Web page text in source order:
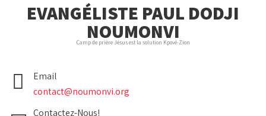
EVANGÉLISTE PAUL DODJI
NOUMONVI
Camp de prière Jésus est la solution Kpové-Zion
Email
contact@noumonvi.org
Contactez-Nous!